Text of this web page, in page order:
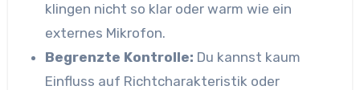
klingen nicht so klar oder warm wie ein
externes Mikrofon.
Begrenzte Kontrolle: Du kannst kaum
Einfluss auf Richtcharakteristik oder